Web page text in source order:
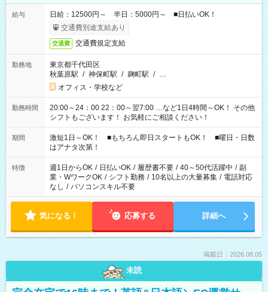
給与
日給：12500円～ 半日：5000円～ ■日払いOK！
交通費別途支給あり
交通費 交通費規定支給
勤務地
東京都千代田区
秋葉原駅 / 神保町駅 / 麹町駅 / …
オフィス・学校など
勤務時間
20:00～24：00 22：00～翌7:00 …など1日4時間～OK！ その他
シフトもございます！ お気軽にご相談ください！
期間
激短1日～OK！ ■もちろん即日スタートもOK！ ■曜日・日数
はアナタ次第！
特徴 週1日からOK / 日払いOK / 履歴書不要 / 40～50代活躍中 / 副
業・WワークOK / シフト勤務 / 10名以上の大量募集 / 電話対応
なし / パソコンスキル不要
気になる！ 応募する 詳細へ
掲載日：2026.08.05
未読